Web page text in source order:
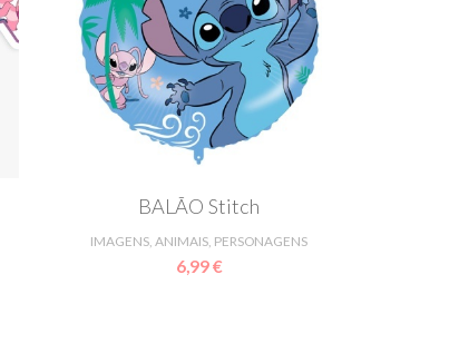
BALÃO Stitch
IMAGENS, ANIMAIS, PERSONAGENS
6,99 €